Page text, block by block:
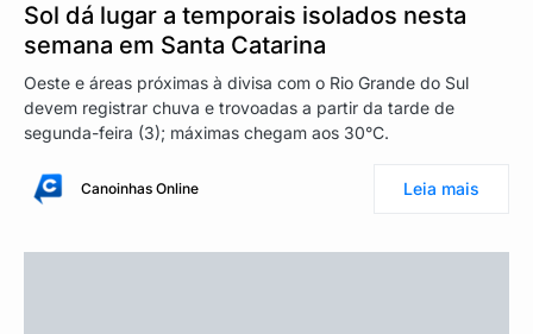
Sol dá lugar a temporais isolados nesta
semana em Santa Catarina
Oeste e áreas próximas à divisa com o Rio Grande do Sul
devem registrar chuva e trovoadas a partir da tarde de
segunda-feira (3); máximas chegam aos 30°C.
Canoinhas Online Leia mais